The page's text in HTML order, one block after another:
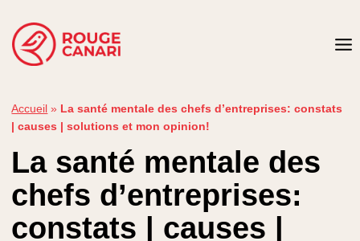
au
contenu
Accueil » La santé mentale des chefs d’entreprises: constats
| causes | solutions et mon opinion!
La santé mentale des
chefs d’entreprises:
constats | causes |